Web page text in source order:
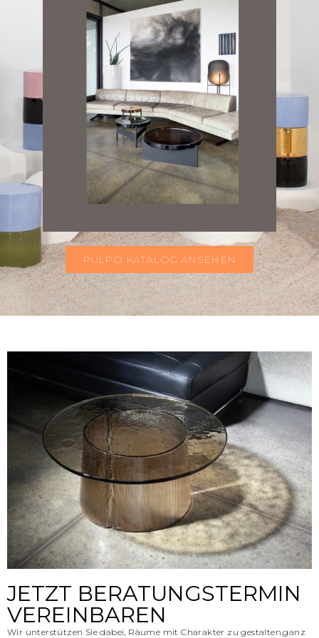
PULPO KATALOG ANSEHEN
JETZT BERATUNGSTERMIN
VEREINBAREN
Wir unterstützen Sie dabei, Räume mit Charakter zu gestalten,ganz